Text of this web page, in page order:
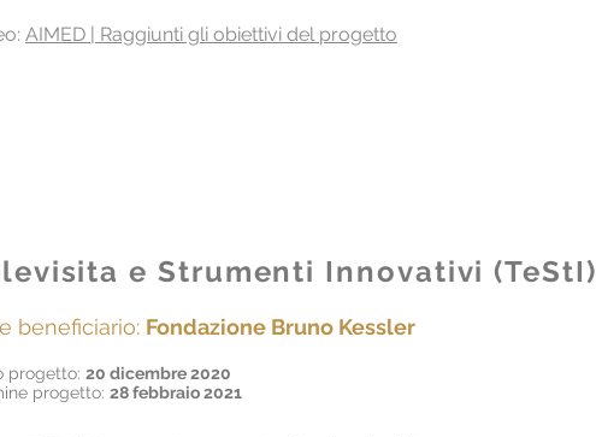
AIMED | Raggiunti gli obiettivi del progetto
e Strumenti Innovativi (TeStI)
beneficiario: Fondazione Bruno Kessler
progetto: 20 dicembre 2020
progetto: 28 febbraio 2021